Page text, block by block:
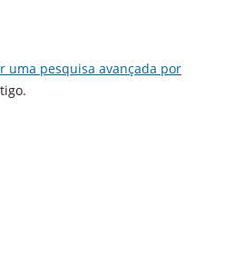
uma pesquisa avançada por